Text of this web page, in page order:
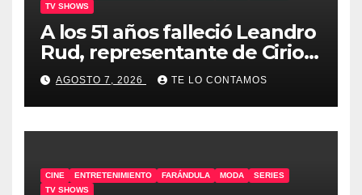
TV SHOWS
A los 51 años falleció Leandro
Rud, representante de Cirio,
Loly, Marengo y Maglietti
AGOSTO 7, 2026 TE LO CONTAMOS
CINE ENTRETENIMIENTO FARÁNDULA MODA
SERIES
TV SHOWS